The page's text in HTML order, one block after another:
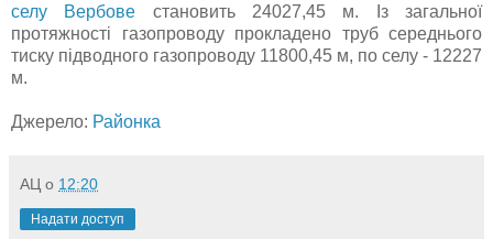
селу Вербове становить 24027,45 м. Із загальної
протяжності газопроводу прокладено труб середнього
тиску підводного газопроводу 11800,45 м, по селу - 12227
м.
Джерело: Районка
АЦ о 12:20
Надати доступ